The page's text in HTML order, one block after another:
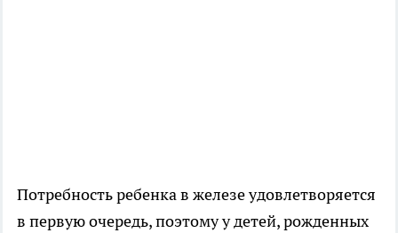
Потребность ребенка в железе удовлетворяется
в первую очередь, поэтому у детей, рожденных